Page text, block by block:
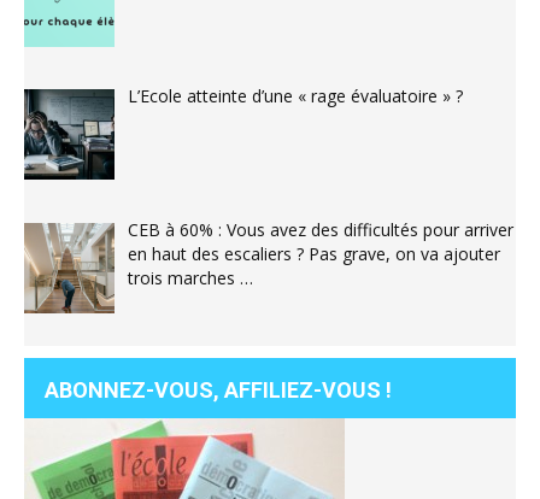
L’Ecole atteinte d’une « rage évaluatoire » ?
CEB à 60% : Vous avez des difficultés pour arriver
en haut des escaliers ? Pas grave, on va ajouter
trois marches …
ABONNEZ-VOUS, AFFILIEZ-VOUS !